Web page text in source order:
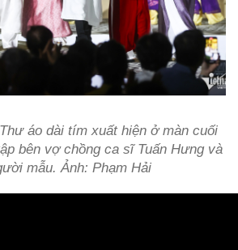
áo dài tím xuất hiện ở màn cuối
bên vợ chồng ca sĩ Tuấn Hưng và
mẫu. Ảnh: Phạm Hải